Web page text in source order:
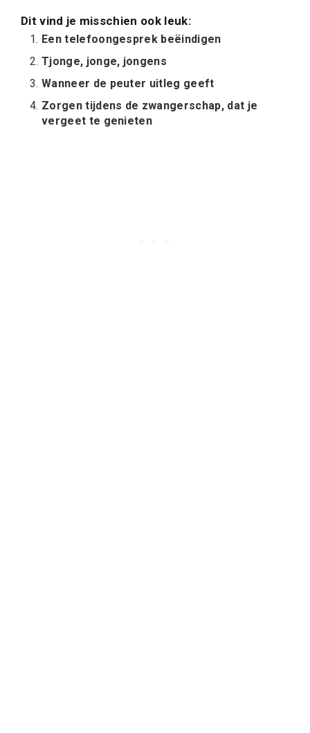
Dit vind je misschien ook leuk:
Een telefoongesprek beëindigen
Tjonge, jonge, jongens
Wanneer de peuter uitleg geeft
Zorgen tijdens de zwangerschap, dat je
vergeet te genieten